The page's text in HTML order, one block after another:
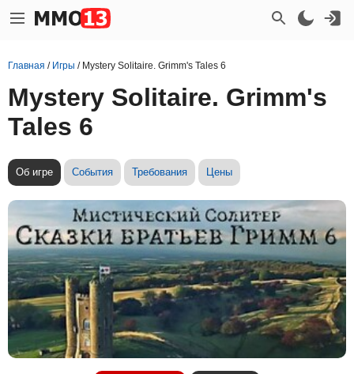
Главная / Игры / Mystery Solitaire. Grimm's Tales 6
Mystery Solitaire. Grimm's
Tales 6
Об игре События Требования Цены